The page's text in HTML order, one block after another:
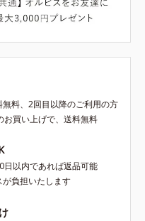
料、2回目以降のご利用の方
お買い上げで、送料無料
日以内であれば返品可能
負担いたします